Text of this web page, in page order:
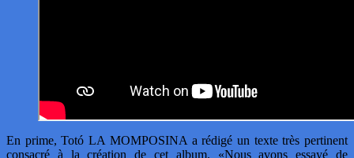
En prime, Totó LA MOMPOSINA a rédigé un texte très pertinent
consacré à la création de cet album. «Nous avons essayé de